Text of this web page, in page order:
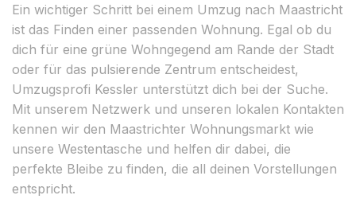
Ein wichtiger Schritt bei einem Umzug nach Maastricht
ist das Finden einer passenden Wohnung. Egal ob du
dich für eine grüne Wohngegend am Rande der Stadt
oder für das pulsierende Zentrum entscheidest,
Umzugsprofi Kessler unterstützt dich bei der Suche.
Mit unserem Netzwerk und unseren lokalen Kontakten
kennen wir den Maastrichter Wohnungsmarkt wie
unsere Westentasche und helfen dir dabei, die
perfekte Bleibe zu finden, die all deinen Vorstellungen
entspricht.